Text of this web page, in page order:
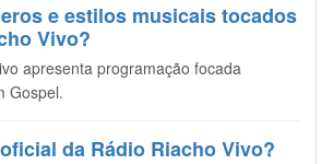
e estilos musicais tocados
Vivo?
apresenta programação focada
Gospel.
da Rádio Riacho Vivo?